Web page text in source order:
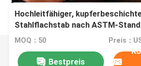
Hochleitfähiger,
Stahlflachstab nach ASTM-
MOQ：50 Preis：
Bestpreis